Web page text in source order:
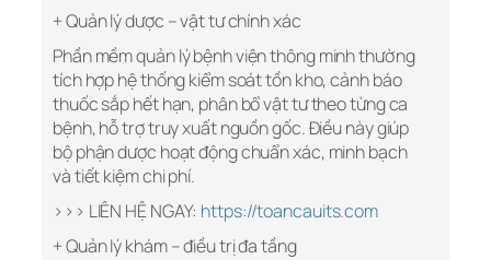
+ Quản lý dược – vật tư chính xác
Phần mềm quản lý bệnh viện thông minh thường
tích hợp hệ thống kiểm soát tồn kho, cảnh báo
thuốc sắp hết hạn, phân bổ vật tư theo từng ca
bệnh, hỗ trợ truy xuất nguồn gốc. Điều này giúp
bộ phận dược hoạt động chuẩn xác, minh bạch
và tiết kiệm chi phí.
>>> LIÊN HỆ NGAY: https://toancauits.com
+ Quản lý khám – điều trị đa tầng